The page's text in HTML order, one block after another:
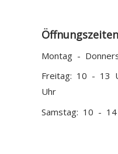
Öffnungszeiten
Montag -
Freitag: 10 - 13
Uhr
Samstag: 10 -